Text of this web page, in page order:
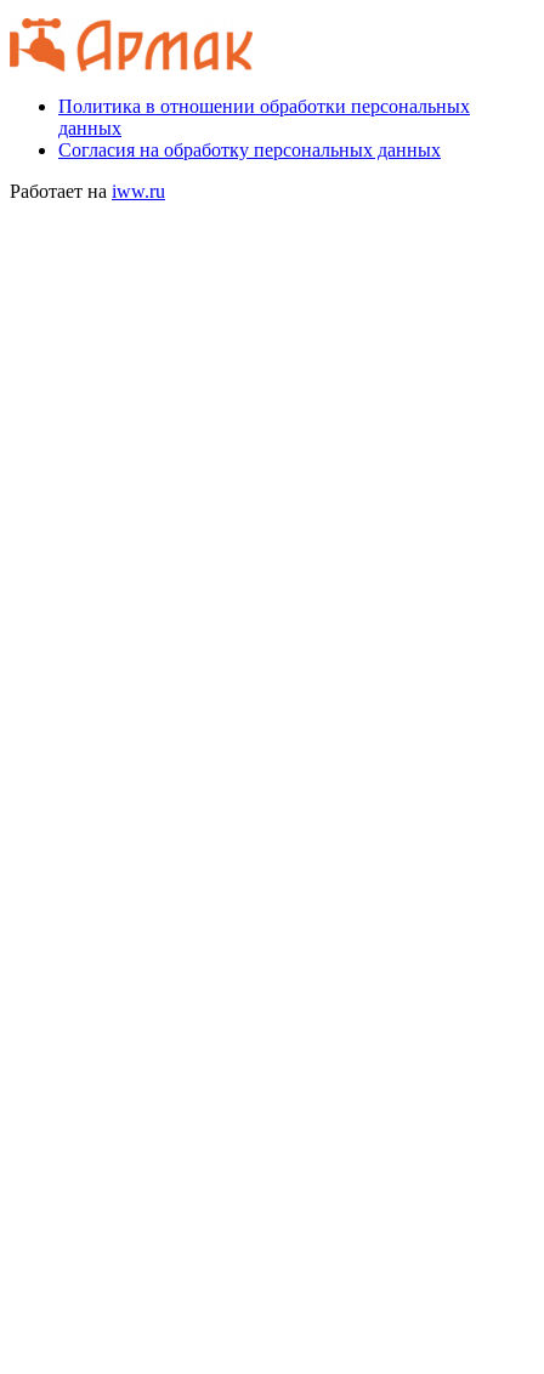
Политика в отношении обработки персональных
данных
Согласия на обработку персональных данных
Работает на iww.ru